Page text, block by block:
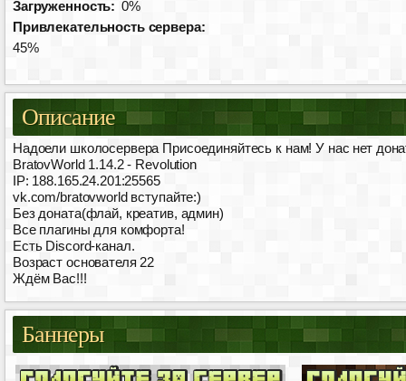
Загруженность: 0%
Привлекательность сервера:
45%
Описание
Надоели школосервера Присоединяйтесь к нам! У нас нет
BratovWorld 1.14.2 - Revolution
IP: 188.165.24.201:25565
vk.com/bratovworld вступайте:)
Без доната(флай, креатив, админ)
Все плагины для комфорта!
Есть Discord-канал.
Возраст основателя 22
Ждём Вас!!!
Баннеры